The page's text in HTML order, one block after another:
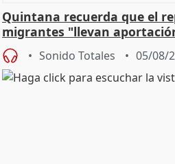
Quintana recuerda que el
migrantes "llevan
central
Sonido Totales 05/08/